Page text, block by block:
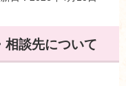
相談先について